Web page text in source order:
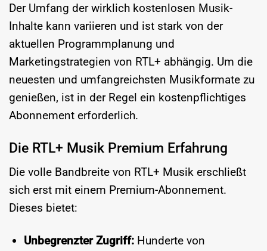
Der Umfang der wirklich kostenlosen Musik-
Inhalte kann variieren und ist stark von der
aktuellen Programmplanung und
Marketingstrategien von RTL+ abhängig. Um die
neuesten und umfangreichsten Musikformate zu
genießen, ist in der Regel ein kostenpflichtiges
Abonnement erforderlich.
Die RTL+ Musik Premium Erfahrung
Die volle Bandbreite von RTL+ Musik erschließt
sich erst mit einem Premium-Abonnement.
Dieses bietet:
Unbegrenzter Zugriff:Hunderte von